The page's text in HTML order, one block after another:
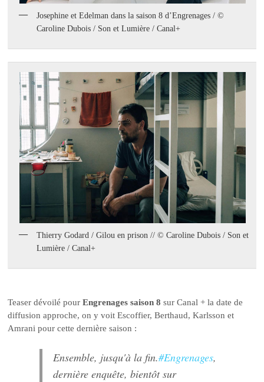
Josephine et Edelman dans la saison 8 d’Engrenages / ©
Caroline Dubois / Son et Lumière / Canal+
Thierry Godard / Gilou en prison // © Caroline Dubois / Son et
Lumière / Canal+
Teaser dévoilé pourEngrenages saison 8 sur Canal + la date de
diffusion approche, on y voit Escoffier, Berthaud, Karlsson et
Amrani pour cette dernière saison :
Ensemble, jusqu'à la fin.#Engrenages,
dernière enquête, bientôt sur